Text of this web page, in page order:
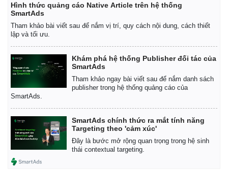
Hình thức quảng cáo Native Article trên hệ thống
SmartAds
Tham khảo bài viết sau để nắm vị trí, quy cách nội dung, cách thiết
lập và tối ưu.
Khám phá hệ thống Publisher đối tác của
SmartAds
Tham khảo ngay bài viết sau để nắm danh sách
publisher trong hệ thống quảng cáo của
SmartAds.
SmartAds chính thức ra mắt tính năng
Targeting theo 'cảm xúc'
Đây là bước mở rộng quan trọng trong hệ sinh
thái contextual targeting.